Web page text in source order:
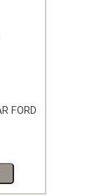
FORD